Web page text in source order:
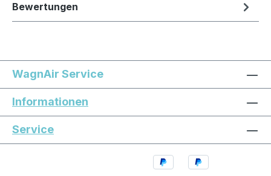
Bewertungen
WagnAir Service
Informationen
Service